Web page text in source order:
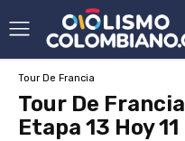
Tour De Francia
Tour De
Etapa 13 Hoy